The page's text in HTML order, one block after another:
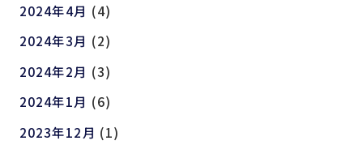
2024年4月 (4)
2024年3月 (2)
2024年2月 (3)
2024年1月 (6)
2023年12月 (1)